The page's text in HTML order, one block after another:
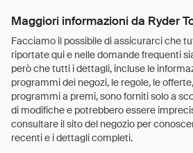
Maggiori informazioni da Ryder
Facciamo il possibile di assicurarci che
riportate qui e nelle domande frequenti
però che tutti i dettagli, incluse le
programmi dei negozi, le regole, le
programmi a premi, sono forniti solo a
di modifiche e potrebbero essere
consultare il sito del negozio per
recenti e i dettagli completi.